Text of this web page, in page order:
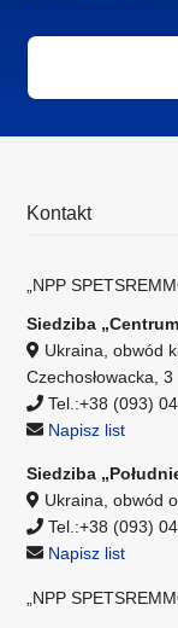
Kontakt
„NPP
Siedziba
Ukraina, obwód
Czechosłowacka, 3
Tel.:+38 (093)
Napisz list
Siedziba
Ukraina, obwód
Tel.:+38 (093)
Napisz list
„NPP